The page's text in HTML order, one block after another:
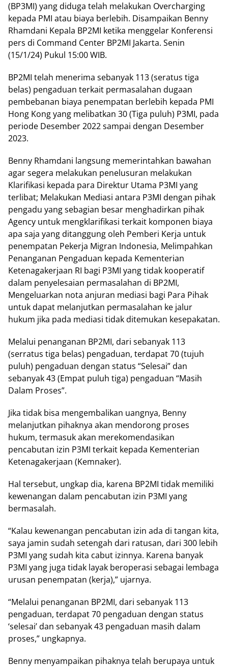
(BP3MI) yang diduga telah melakukan Overcharging
kepada PMI atau biaya berlebih. Disampaikan Benny
Rhamdani Kepala BP2MI ketika menggelar Konferensi
pers di Command Center BP2MI Jakarta. Senin
(15/1/24) Pukul 15:00 WIB.
BP2MI telah menerima sebanyak 113 (seratus tiga
belas) pengaduan terkait permasalahan dugaan
pembebanan biaya penempatan berlebih kepada PMI
Hong Kong yang melibatkan 30 (Tiga puluh) P3MI, pada
periode Desember 2022 sampai dengan Desember
2023.
Benny Rhamdani langsung memerintahkan bawahan
agar segera melakukan penelusuran melakukan
Klarifikasi kepada para Direktur Utama P3MI yang
terlibat; Melakukan Mediasi antara P3MI dengan pihak
pengadu yang sebagian besar menghadirkan pihak
Agency untuk mengklarifikasi terkait komponen biaya
apa saja yang ditanggung oleh Pemberi Kerja untuk
penempatan Pekerja Migran Indonesia, Melimpahkan
Penanganan Pengaduan kepada Kementerian
Ketenagakerjaan RI bagi P3MI yang tidak kooperatif
dalam penyelesaian permasalahan di BP2MI,
Mengeluarkan nota anjuran mediasi bagi Para Pihak
untuk dapat melanjutkan permasalahan ke jalur
hukum jika pada mediasi tidak ditemukan kesepakatan.
Melalui penanganan BP2MI, dari sebanyak 113
(serratus tiga belas) pengaduan, terdapat 70 (tujuh
puluh) pengaduan dengan status “Selesai” dan
sebanyak 43 (Empat puluh tiga) pengaduan “Masih
Dalam Proses”.
Jika tidak bisa mengembalikan uangnya, Benny
melanjutkan pihaknya akan mendorong proses
hukum, termasuk akan merekomendasikan
pencabutan izin P3MI terkait kepada Kementerian
Ketenagakerjaan (Kemnaker).
Hal tersebut, ungkap dia, karena BP2MI tidak memiliki
kewenangan dalam pencabutan izin P3MI yang
bermasalah.
“Kalau kewenangan pencabutan izin ada di tangan kita,
saya jamin sudah setengah dari ratusan, dari 300 lebih
P3MI yang sudah kita cabut izinnya. Karena banyak
P3MI yang juga tidak layak beroperasi sebagai lembaga
urusan penempatan (kerja),” ujarnya.
“Melalui penanganan BP2MI, dari sebanyak 113
pengaduan, terdapat 70 pengaduan dengan status
‘selesai’ dan sebanyak 43 pengaduan masih dalam
proses,” ungkapnya.
Benny menyampaikan pihaknya telah berupaya untuk